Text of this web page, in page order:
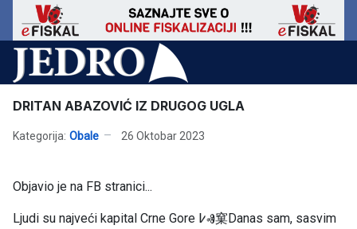
DRITAN ABAZOVIĆ IZ DRUGOG UGLA
Kategorija: Obale 26 Oktobar 2023
Objavio je na FB stranici...
Ljudi su najveći kapital Crne Gore ߇Ⱏ窠Danas sam, sasvim